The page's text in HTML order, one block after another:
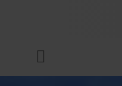
Menü
UNTERNEHMEN